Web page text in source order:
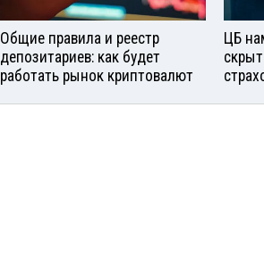
Общие правила и реестр
депозитариев: как будет
работать рынок криптовалют
ЦБ